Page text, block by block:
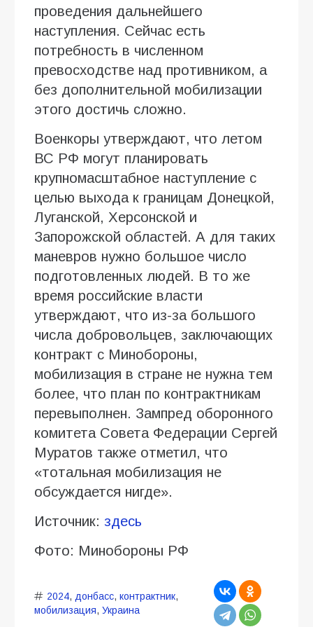
проведения дальнейшего
наступления. Сейчас есть
потребность в численном
превосходстве над противником, а
без дополнительной мобилизации
этого достичь сложно.
Военкоры утверждают, что летом
ВС РФ могут планировать
крупномасштабное наступление с
целью выхода к границам Донецкой,
Луганской, Херсонской и
Запорожской областей. А для таких
маневров нужно большое число
подготовленных людей. В то же
время российские власти
утверждают, что из-за большого
числа добровольцев, заключающих
контракт с Минобороны,
мобилизация в стране не нужна тем
более, что план по контрактникам
перевыполнен. Зампред оборонного
комитета Совета Федерации Сергей
Муратов также отметил, что
«тотальная мобилизация не
обсуждается нигде».
Источник: здесь
Фото: Минобороны РФ
2024, донбасс, контрактник,
мобилизация, Украина